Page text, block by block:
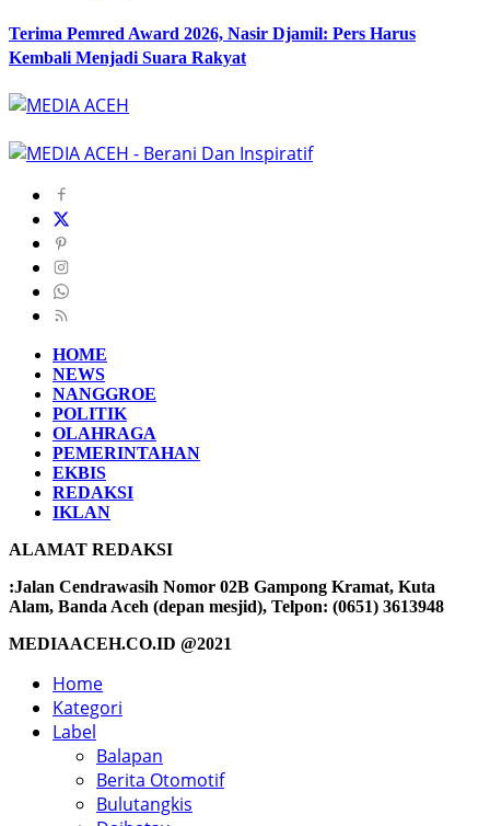
Terima Pemred Award 2026, Nasir Djamil: Pers Harus
Kembali Menjadi Suara Rakyat
HOME
NEWS
NANGGROE
POLITIK
OLAHRAGA
PEMERINTAHAN
EKBIS
REDAKSI
IKLAN
ALAMAT REDAKSI
:Jalan Cendrawasih Nomor 02B Gampong Kramat, Kuta
Alam, Banda Aceh (depan mesjid), Telpon: (0651) 3613948
MEDIAACEH.CO.ID @2021
Home
Kategori
Label
Balapan
Berita Otomotif
Bulutangkis